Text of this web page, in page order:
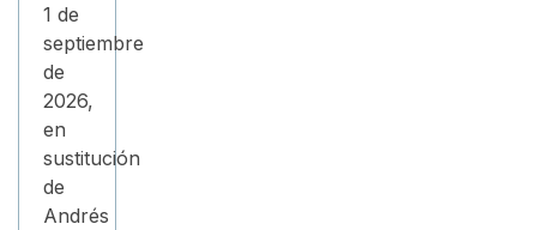
1 de
septiembre
de
2026,
en
sustitución
de
Andrés